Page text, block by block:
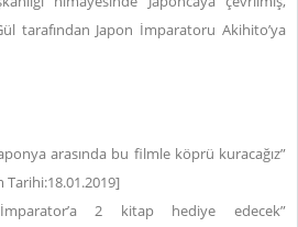
tarafından Japon İmparatoru Akihito’ya
arasında bu filmle köprü kuracağız”
2 kitap hediye edecek”